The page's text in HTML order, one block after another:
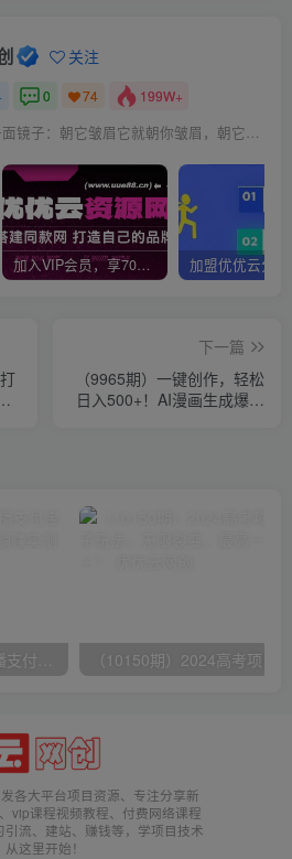
关注
0 74 199W+
加入VIP会员，享70%的推广提成，免费学习多种网上创业课程，菜鸟秒变大神！
下一篇
（9965期）一键创作，轻松
日入500+！AI漫画生成爆款
各大平台项目资源、专注分享新
vip课程视频教程、付费网络课程
引流、建站、赚钱等，学项目技术
从这里开始！